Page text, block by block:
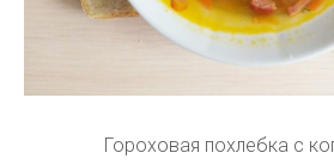
Гороховая похлебка с